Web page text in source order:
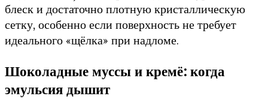
блеск и достаточно плотную кристаллическую
сетку, особенно если поверхность не требует
идеального «щёлка» при надломе.
Шоколадные муссы и кремё: когда
эмульсия дышит